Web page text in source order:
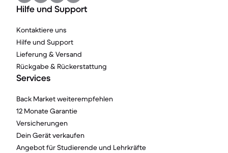
Hilfe und Support
Kontaktiere uns
Hilfe und Support
Lieferung & Versand
Rückgabe & Rückerstattung
Services
Back Market weiterempfehlen
12 Monate Garantie
Versicherungen
Dein Gerät verkaufen
Angebot für Studierende und Lehrkräfte